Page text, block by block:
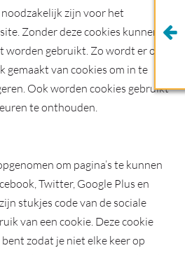
zijn voor het
Zonder deze cookies kunnen
gebruikt. Zo wordt er op
gemaakt van cookies om in te
Ook worden cookies gebruikt
te onthouden.
om pagina’s te kunnen
Twitter, Google Plus en
stukjes code van de sociale
van een cookie. Deze cookie
zodat je niet elke keer op